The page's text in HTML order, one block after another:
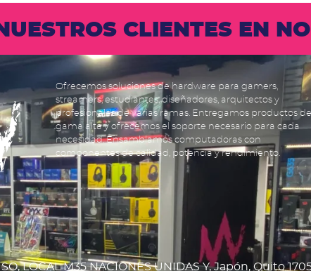
CLIENTES EN
Ofrecemos soluciones de hardware para gamers,
streamers, estudiantes, diseñadores, arquitectos y
profesionales de varias ramas. Entregamos productos de
gama alta y ofrecemos el soporte necesario para cada
necesidad. Ensamblamos computadoras con
componentes de calidad, potencia y rendimiento.
LOCAL M35 NACIONES UNIDAS Y, Japón, Quito